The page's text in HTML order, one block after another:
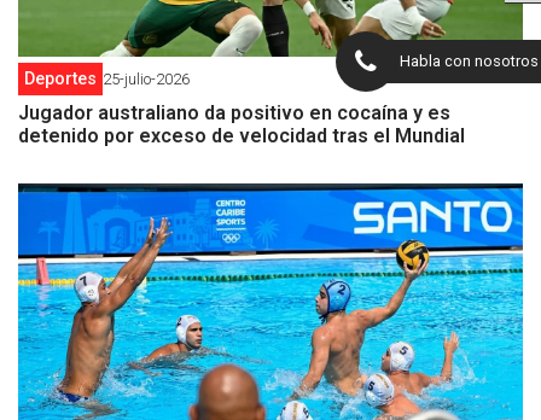
Deportes 25-julio-2026
Jugador australiano da positivo en cocaína y es
detenido por exceso de velocidad tras el Mundial
Habla con nosotros